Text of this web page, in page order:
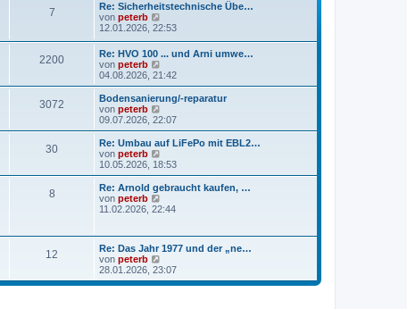
r
e
i
t
a
g
7
Re: Sicherheitstechnische Übe…
von peterb
e
s
t
e
r
B
i
t
r
g
12.01.2026, 22:53
2200
Re: HVO 100 ... und Arni umwe…
von peterb
e
u
e
t
B
e
i
r
g
04.08.2026, 21:42
3072
Bodensanierung/-reparatur
von peterb
e
u
e
t
r
B
e
i
r
a
09.07.2026, 22:07
30
Re: Umbau auf LiFePo mit EBL2…
von peterb
e
u
e
t
B
e
t
r
10.05.2026, 18:53
8
Re: Arnold gebraucht kaufen, …
von peterb
e
s
t
r
B
11.02.2026, 22:44
12
Re: Das Jahr 1977 und der „ne…
von peterb
e
u
28.01.2026, 23:07